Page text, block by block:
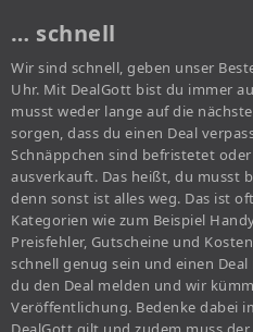
… schnell
Wir sind schnell, geben unser
Uhr. Mit DealGott bist du immer
musst weder lange auf die
sorgen, dass du einen Deal
Schnäppchen sind befristetet
ausverkauft. Das heißt, du musst
denn sonst ist alles weg. Das ist
Kategorien wie zum Beispiel
Preisfehler, Gutscheine und
schnell genug sein und einen
du den Deal melden und wir
Veröffentlichung. Bedenke dabei